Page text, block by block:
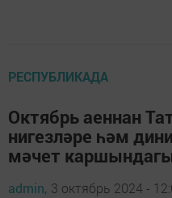
РЕСПУБЛИКАДА
Октябрь аеннан
нигезләре һәм
мәчет
admin, 3 октябрь 2024 -